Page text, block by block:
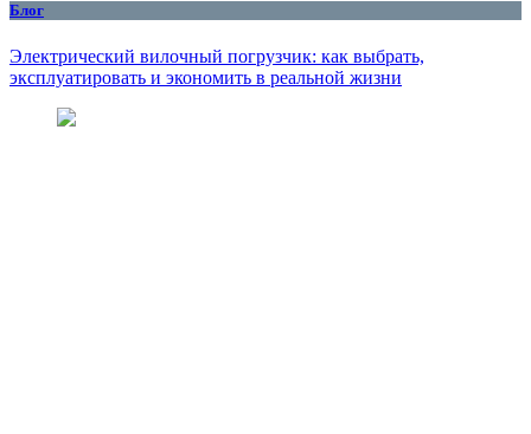
Блог
Электрический вилочный погрузчик: как выбрать,
эксплуатировать и экономить в реальной жизни